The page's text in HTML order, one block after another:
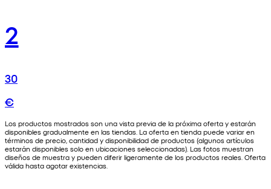
2
30
€
Los productos mostrados son una vista previa de la próxima oferta y estarán
disponibles gradualmente en las tiendas. La oferta en tienda puede variar en
términos de precio, cantidad y disponibilidad de productos (algunos artículos
estarán disponibles solo en ubicaciones seleccionadas). Las fotos muestran
diseños de muestra y pueden diferir ligeramente de los productos reales. Oferta
válida hasta agotar existencias.